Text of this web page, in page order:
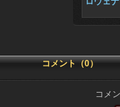
コメント（0）
コメ